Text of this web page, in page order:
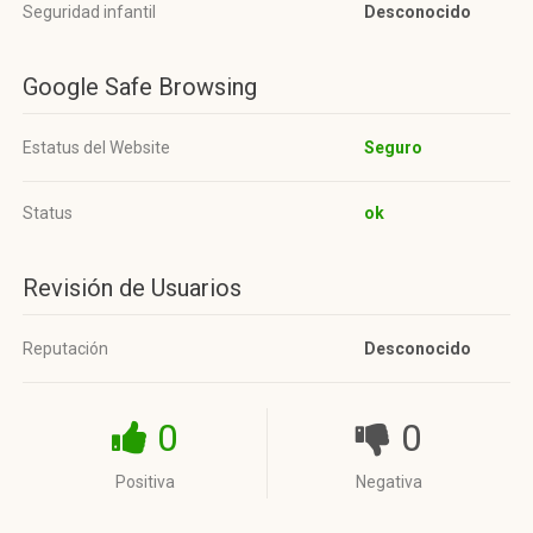
Seguridad infantil Desconocido
Google Safe Browsing
Estatus del Website Seguro
Status ok
Revisión de Usuarios
Reputación Desconocido
0
Positiva
0
Negativa